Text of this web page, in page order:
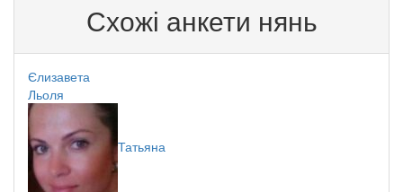
Схожі анкети нянь
Єлизавета
Льоля
Татьяна